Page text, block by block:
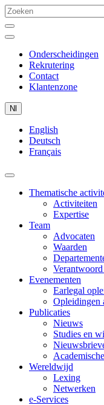
Onderscheidingen
Rekrutering
Contact
Klantenzone
Nl
English
Deutsch
Français
Thematische
Activiteiten
Expertise
Team
Advocaten
Waarden
Evenementen
Earlegal
Opleidingen
Publicaties
Nieuws
Studies en
Wereldwijd
Lexing
Netwerken
e-Services